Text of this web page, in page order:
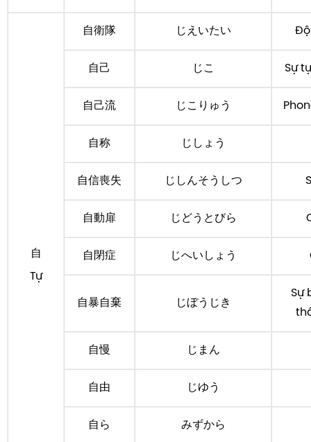
自
Tự
自衛隊 じえいたい
自己 じこ Sự
自己流 じこりゅう
自称 じしょう
自信喪失 じしんそうしつ
自動扉 じどうとびら
自閉症 じへいしょう
自暴自棄 じぼうじき
Sự
自慢 じまん
自由 じゆう
自ら みずから